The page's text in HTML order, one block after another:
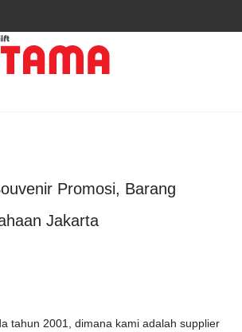
Promosi, Barang
Jakarta
tahun 2001, dimana kami adalah supplier